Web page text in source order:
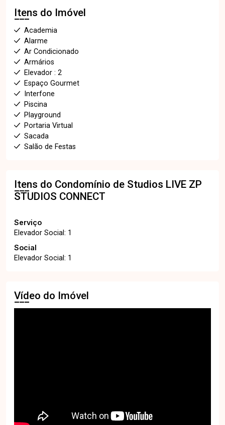
Itens do Imóvel
Academia
Alarme
Ar Condicionado
Armários
Elevador : 2
Espaço Gourmet
Interfone
Piscina
Playground
Portaria Virtual
Sacada
Salão de Festas
Itens do Condomínio de Studios LIVE ZP
STUDIOS CONNECT
Serviço
Elevador Social: 1
Social
Elevador Social: 1
Vídeo do Imóvel